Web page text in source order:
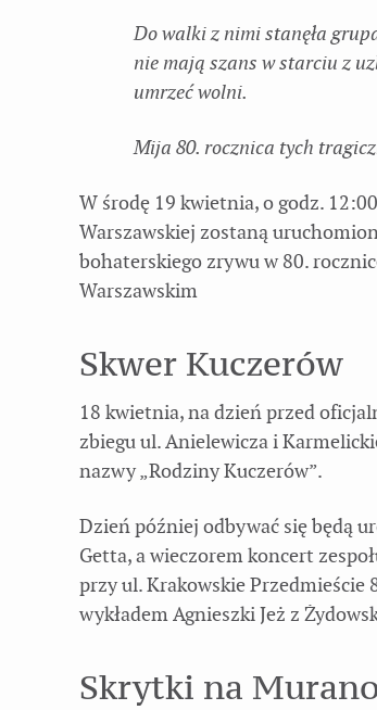
Do walki z nimi stanęła
nie mają szans w starciu z
umrzeć wolni.
Mija 80. rocznica tych
W środę 19 kwietnia, o godz.
Warszawskiej zostaną
bohaterskiego zrywu w 80.
Warszawskim
Skwer Kuczerów
18 kwietnia, na dzień przed
zbiegu ul. Anielewicza i
nazwy „Rodziny Kuczerów”.
Dzień później odbywać się będą
Getta, a wieczorem koncert
przy ul. Krakowskie
wykładem Agnieszki Jeż z
Skrytki na